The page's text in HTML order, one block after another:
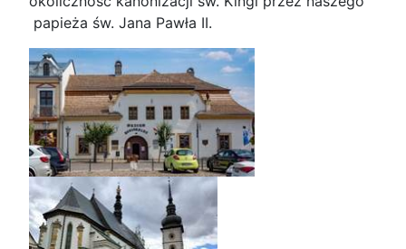
papieża św. Jana Pawła II.